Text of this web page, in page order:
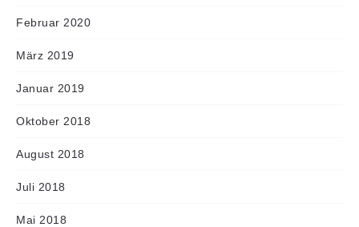
Februar 2020
März 2019
Januar 2019
Oktober 2018
August 2018
Juli 2018
Mai 2018